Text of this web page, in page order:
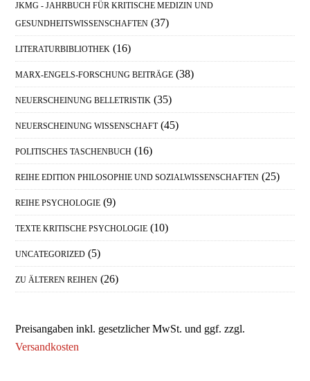
JKMG - JAHRBUCH FÜR KRITISCHE MEDIZIN UND
GESUNDHEITSWISSENSCHAFTEN (37)
LITERATURBIBLIOTHEK (16)
MARX-ENGELS-FORSCHUNG BEITRÄGE (38)
NEUERSCHEINUNG BELLETRISTIK (35)
NEUERSCHEINUNG WISSENSCHAFT (45)
POLITISCHES TASCHENBUCH (16)
REIHE EDITION PHILOSOPHIE UND SOZIALWISSENSCHAFTEN (25)
REIHE PSYCHOLOGIE (9)
TEXTE KRITISCHE PSYCHOLOGIE (10)
UNCATEGORIZED (5)
ZU ÄLTEREN REIHEN (26)
Preisangaben inkl. gesetzlicher MwSt. und ggf. zzgl.
Versandkosten